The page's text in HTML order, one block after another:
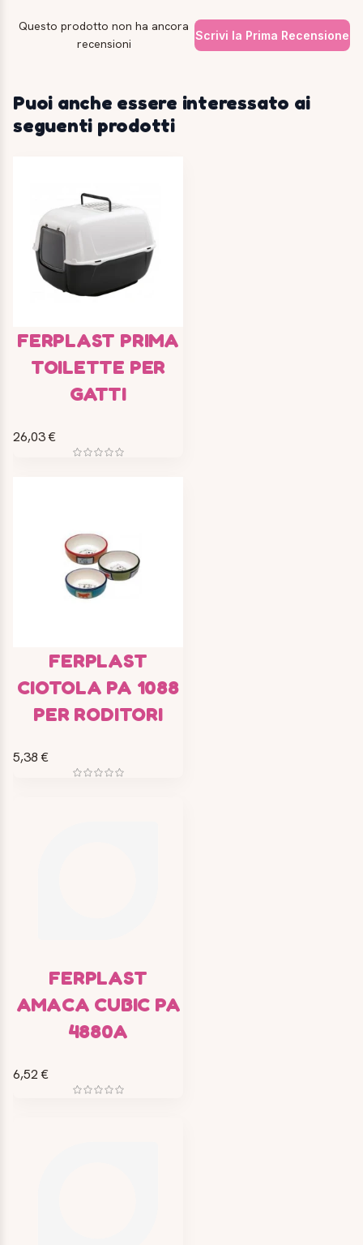
Questo prodotto non ha ancora
recensioni
Scrivi la Prima Recensione
Puoi anche essere interessato ai
seguenti prodotti
FERPLAST PRIMA
TOILETTE PER
GATTI
26,03 €
FERPLAST
CIOTOLA PA 1088
PER RODITORI
5,38 €
FERPLAST
AMACA CUBIC PA
4880A
6,52 €